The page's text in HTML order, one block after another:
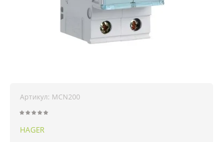
Артикул: MCN200
HAGER